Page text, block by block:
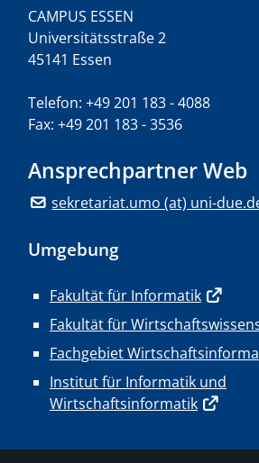
CAMPUS ESSEN
Universitätsstraße 2
45141 Essen
Telefon: +49 201 183 - 4088
Fax: +49 201 183 - 3536
Ansprechpartner Web
sekretariat.umo (at) uni-
Umgebung
Fakultät für Informatik
Fakultät für
Fachgebiet
Institut für Informatik und
Wirtschaftsinformatik